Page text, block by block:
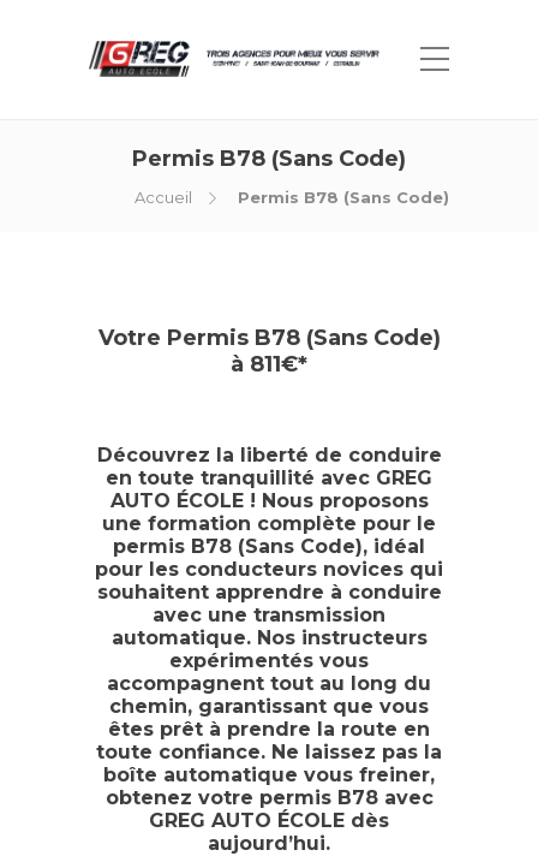
Permis B78 (Sans Code)
Accueil Permis B78 (Sans Code)
Votre Permis B78 (Sans Code)
à 811€*
Découvrez la liberté de conduire
en toute tranquillité avec GREG
AUTO ÉCOLE ! Nous proposons
une formation complète pour le
permis B78 (Sans Code), idéal
pour les conducteurs novices qui
souhaitent apprendre à conduire
avec une transmission
automatique. Nos instructeurs
expérimentés vous
accompagnent tout au long du
chemin, garantissant que vous
êtes prêt à prendre la route en
toute confiance. Ne laissez pas la
boîte automatique vous freiner,
obtenez votre permis B78 avec
GREG AUTO ÉCOLE dès
aujourd’hui.